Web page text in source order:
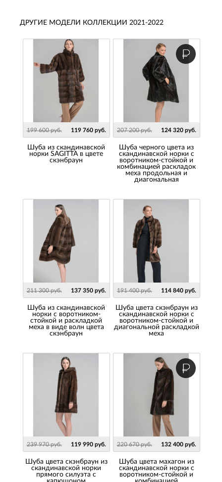
ДРУГИЕ МОДЕЛИ КОЛЛЕКЦИИ 2021-2022
199 600 руб. 119 760 руб.
Шуба из скандинавской
норки SAGITTA в цвете
скэнбраун
207 200 руб. 124 320 руб.
Шуба черного цвета из
скандинавской норки с
воротником-стойкой и
комбинацией раскладок
меха продольная и
диагональная
211 300 руб. 137 350 руб.
Шуба из скандинавской
норки с воротником-
стойкой и раскладкой
меха в виде волн цвета
скэнбраун
191 400 руб. 114 840 руб.
Шуба цвета скэнбраун из
скандинавской норки с
воротником-стойкой и
диагональной раскладкой
меха
239 970 руб. 119 990 руб.
Шуба цвета скэнбраун из
скандинавской норки
прямого силуэта с
220 670 руб. 132 400 руб.
Шуба цвета махагон из
скандинавской норки с
воротником-стойкой и